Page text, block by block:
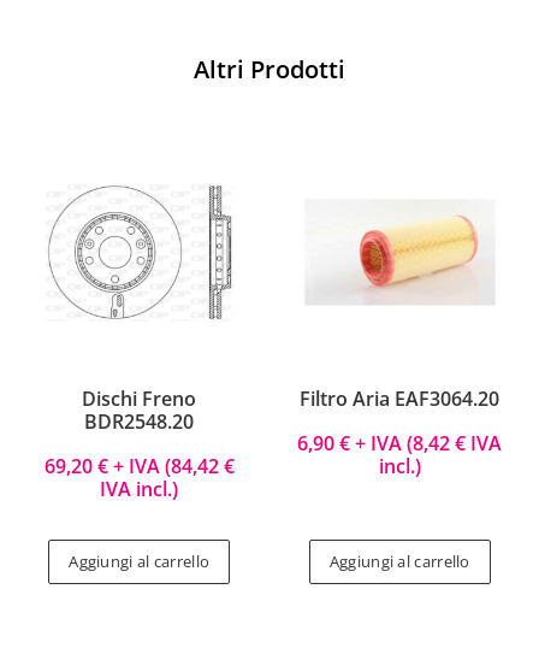
Altri Prodotti
Dischi Freno
BDR2548.20
69,20€+ IVA (84,42€
IVA incl.)
Aggiungi al carrello
Filtro Aria EAF3064.20
6,90€+ IVA (8,42€ IVA
incl.)
Aggiungi al carrello